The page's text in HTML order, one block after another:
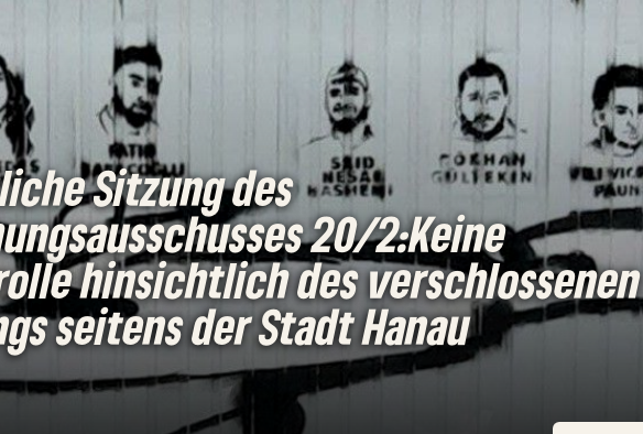
Sitzung des
20/2:Keine
hinsichtlich des verschlossenen
seitens der Stadt Hanau